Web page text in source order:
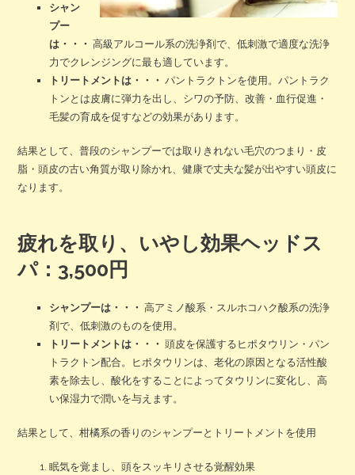
シャン
プー
は・・・ 高級アルコール系の洗浄剤で、低刺激で適度な洗浄
力でクレンジングに最も適しています。
トリートメントは・・・ パントラクトンを使用。パントラク
トンとは皮膚に弾力を出し、シワの予防、改善・血行促進・
毛髪の育成を促すなどの効果があります。
結果として、普段のシャンプーでは取りきれない毛穴のつまり・皮
脂・頭皮の古い角質が取り除かれ、健康で丈夫な髪が出やすい頭皮に
なります。
疲れを取り、いやし効果ヘッドス
パ：3,500円
シャンプーは・・・ 高アミノ酸系・スルホコハク酸系の洗浄
剤で、低刺激のものを使用。
トリートメントは・・・ 頭皮を保護するヒポタウリン・パン
トラクトン配合。ヒポタウリンは、老化の原因となる活性酸
素を除去し、酸化をすることによってタウリンに変化し、高
い保湿力で潤いを与えます。
結果として、柑橘系の香りのシャンプーとトリートメントを使用
眠気を覚まし、頭をスッキリさせる覚醒効果